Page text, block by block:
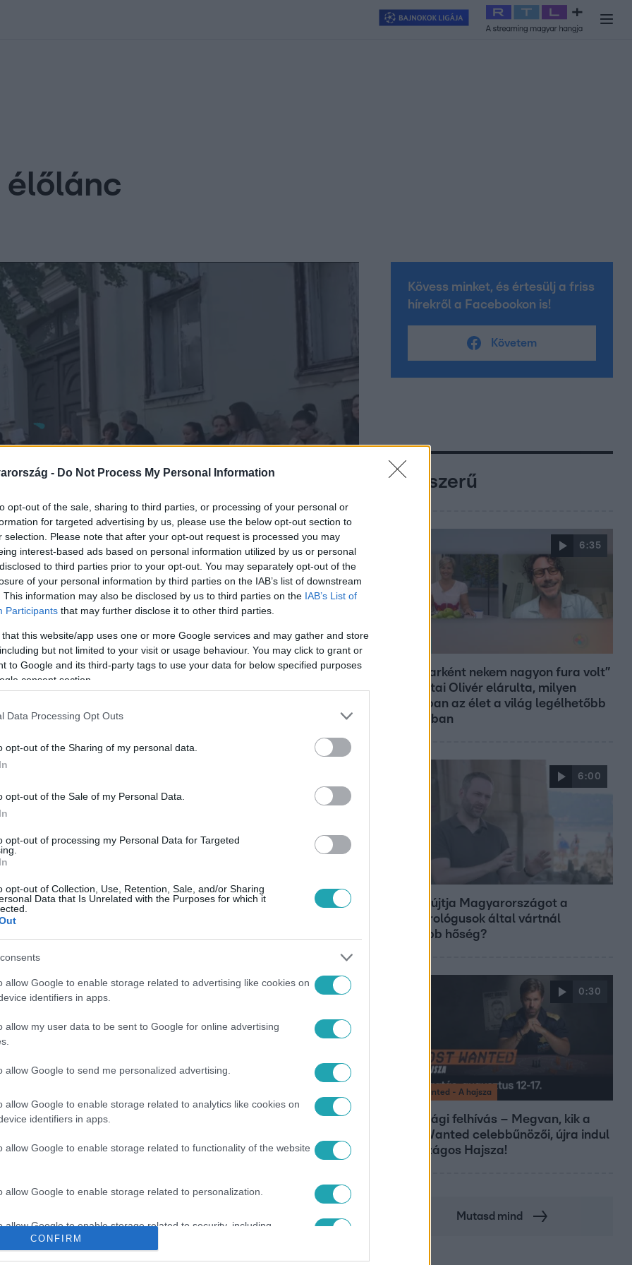
- Do Not Process My Personal Information
opt-out of the sale, sharing to third parties, or processing of your personal or
for targeted advertising by us, please use the below opt-out section to
selection. Please note that after your opt-out request is processed you may
interest-based ads based on personal information utilized by us or personal
to third parties prior to your opt-out. You may separately opt-out of the
of your personal information by third parties on the IAB’s list of downstream
This information may also be disclosed by us to third parties on the IAB’s List of
Participants that may further disclose it to other third parties.
that this website/app uses one or more Google services and may gather and store
but not limited to your visit or usage behaviour. You may click to grant or
to Google and its third-party tags to use your data for below specified purposes
consent section.
Data Processing Opt Outs
opt-out of the Sharing of my personal data.
opt-out of the Sale of my Personal Data.
opt-out of processing my Personal Data for Targeted
opt-out of Collection, Use, Retention, Sale, and/or Sharing
Data that Is Unrelated with the Purposes for which it
allow Google to enable storage related to advertising like cookies on
identifiers in apps.
allow my user data to be sent to Google for online advertising
allow Google to send me personalized advertising.
allow Google to enable storage related to analytics like cookies on
identifiers in apps.
allow Google to enable storage related to functionality of the website
allow Google to enable storage related to personalization.
allow Google to enable storage related to security, including
functionality and fraud prevention, and other user protection.
CONFIRM
Exek csatája 2026 Celeb vagyok, ments ki innen
élőlánc
Mihály Gimnáziumtól egészen a
azt skandálták: „Fizessék meg a
tüntetést is tartanak, a tiltakozók
sétálnak majd az előzetes tervek
legyen a Google-találatokban!
TÉR
Kövess minket, és értesülj a friss
hírekről a Facebookon is!
Követem
Népszerű
6:35
„Magyarként nekem nagyon fura volt”
– Pusztai Olivér elárulta, milyen
valójában az élet a világ legélhetőbb
városában
6:00
Miért sújtja Magyarországot a
meteorológusok által vártnál
nagyobb hőség?
0:30
Most Wanted - A hajsza
Lakossági felhívás – Megvan, kik a
Most Wanted celebbűnözői, újra indul
az országos Hajsza!
Mutasd mind